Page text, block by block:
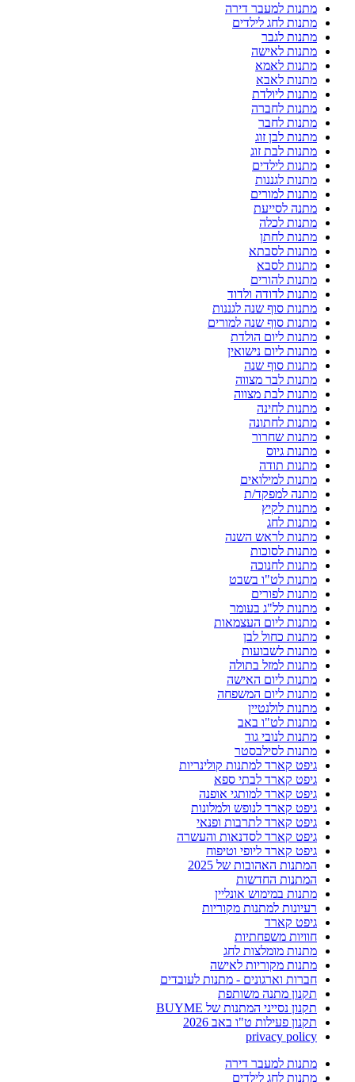
מתנות למעבר דירה
מתנות לחג לילדים
מתנות לגבר
מתנות לאישה
מתנות לאמא
מתנות לאבא
מתנות ליולדת
מתנות לחברה
מתנות לחבר
מתנות לבן זוג
מתנות לבת זוג
מתנות לילדים
מתנות לגננות
מתנות למורים
מתנה לסייעת
מתנות לכלה
מתנות לחתן
מתנות לסבתא
מתנות לסבא
מתנות להורים
מתנות לדודה ולדוד
מתנות סוף שנה לגננות
מתנות סוף שנה למורים
מתנות ליום הולדת
מתנות ליום נישואין
מתנות סוף שנה
מתנות לבר מצווה
מתנות לבת מצווה
מתנות לחינה
מתנות לחתונה
מתנות שחרור
מתנות גיוס
מתנות תודה
מתנות למילואים
מתנה למפקד/ת
מתנות לקיץ
מתנות לחג
מתנות לראש השנה
מתנות לסוכות
מתנות לחנוכה
מתנות לט"ו בשבט
מתנות לפורים
מתנות לל"ג בעומר
מתנות ליום העצמאות
מתנות כחול לבן
מתנות לשבועות
מתנות למזל בתולה
מתנות ליום האישה
מתנות ליום המשפחה
מתנות לולנטיין
מתנות לט"ו באב
מתנות לנובי גוד
מתנות לסילבסטר
גיפט קארד למתנות קולינריות
גיפט קארד לבתי ספא
גיפט קארד למותגי אופנה
גיפט קארד לנופש ולמלונות
גיפט קארד לתרבות ופנאי
גיפט קארד לסדנאות והעשרה
גיפט קארד ליופי וטיפוח
המתנות האהובות של 2025
המתנות החדשות
מתנות במימוש אונליין
רעיונות למתנות מקוריות
גיפט קארד
חוויות משפחתיות
מתנות מומלצות לחג
מתנות מקוריות לאישה
חברות וארגונים - מתנות לעובדים
תקנון מתנה משותפת
תקנון נסייני המתנות של BUYME
תקנון פעילות ט"ו באב 2026
privacy policy
מתנות למעבר דירה
מתנות לחג לילדים